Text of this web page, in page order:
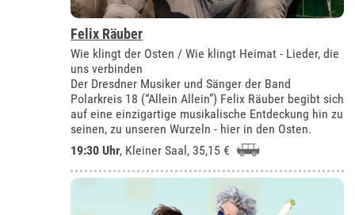
Felix Räuber
Wie klingt der Osten / Wie klingt Heimat - Lieder, die
uns verbinden
Der Dresdner Musiker und Sänger der Band
Polarkreis 18 (“Allein Allein”) Felix Räuber begibt sich
auf eine einzigartige musikalische Entdeckung hin zu
seinen, zu unseren Wurzeln - hier in den Osten.
19:30 Uhr, Kleiner Saal , 35,15 €